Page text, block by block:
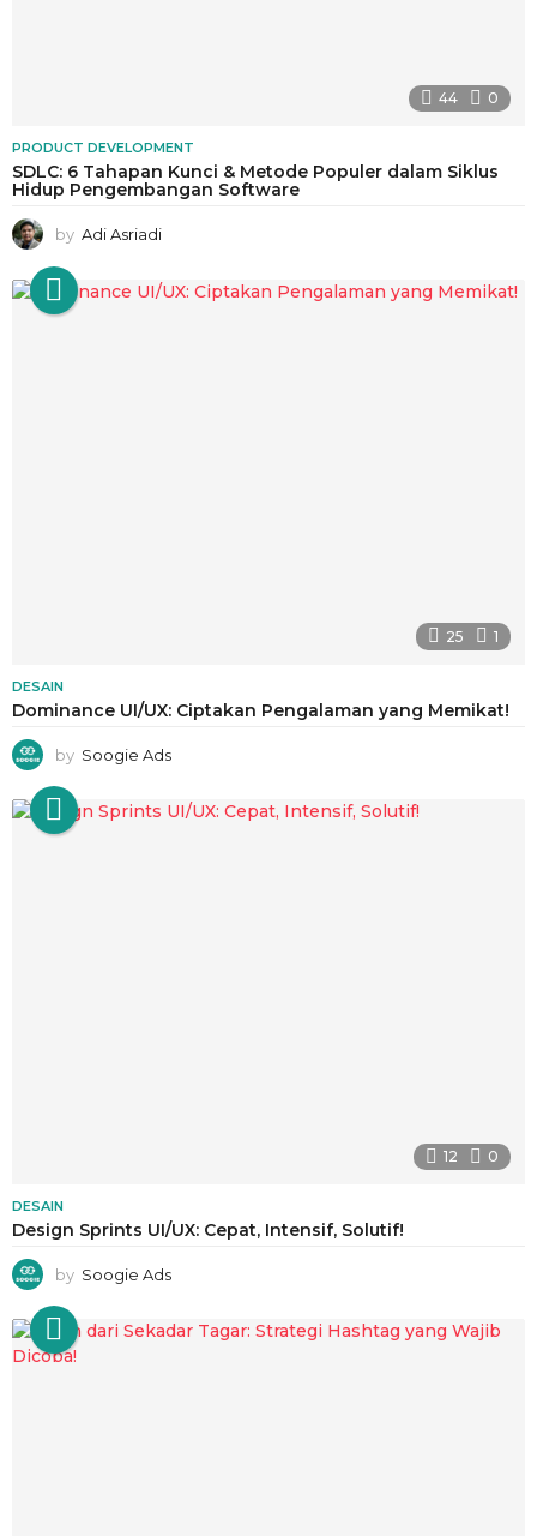
44 0
PRODUCT DEVELOPMENT
SDLC: 6 Tahapan Kunci & Metode Populer dalam Siklus
Hidup Pengembangan Software
by Adi Asriadi
25 1
DESAIN
Dominance UI/UX: Ciptakan Pengalaman yang Memikat!
by Soogie Ads
12 0
DESAIN
Design Sprints UI/UX: Cepat, Intensif, Solutif!
by Soogie Ads